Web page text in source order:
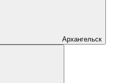
Архангельск